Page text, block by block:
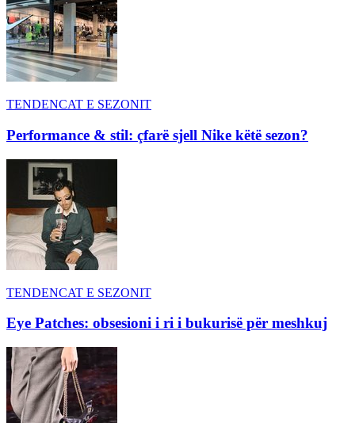
TENDENCAT E SEZONIT
Performance & stil: çfarë sjell Nike këtë sezon?
TENDENCAT E SEZONIT
Eye Patches: obsesioni i ri i bukurisë për meshkuj